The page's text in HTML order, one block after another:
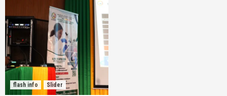
flash info Slider